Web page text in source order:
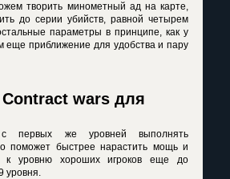
творить минометный ад на карте,
до серии убийств, равной четырем
параметры в принципе, как у
еще приближение для удобства и пару
wars для
с первых же уровней выполнять
поможет быстрее нарастить мощь и
к уровню хороших игроков еще до
уровня.